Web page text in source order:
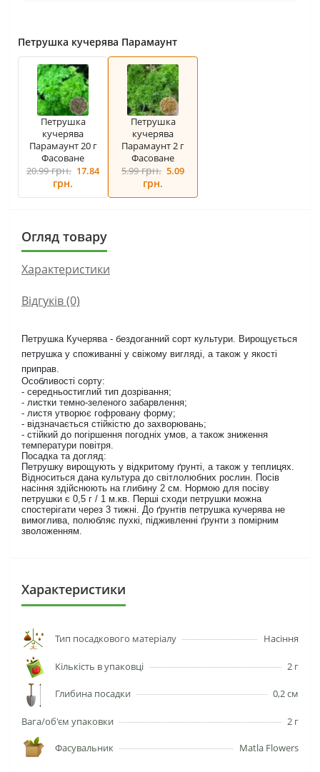
Петрушка кучерява Парамаунт
Петрушка
кучерява
Парамаунт 20 г
Фасоване
20.99грн. 17.84
грн.
Петрушка
кучерява
Парамаунт 2 г
Фасоване
5.99грн. 5.09
грн.
Огляд товару
Характеристики
Відгуків (0)
Петрушка Кучерява - бездоганний сорт культури. Вирощується
петрушка у споживанні у свіжому вигляді, а також у якості
приправ.
Особливості сорту:
- середньостиглий тип дозрівання;
- листки темно-зеленого забарвлення;
- листя утворює гофровану форму;
- відзначається стійкістю до захворювань;
- стійкий до погіршення погодніх умов, а також зниження
температури повітря.
Посадка та догляд:
Петрушку вирощують у відкритому ґрунті, а також у теплицях.
Відноситься дана культура до світлолюбних рослин. Посів
насіння здійснюють на глибину 2 см. Нормою для посіву
петрушки є 0,5 г / 1 м.кв. Перші сходи петрушки можна
спостерігати через 3 тижні. До ґрунтів петрушка кучерява не
вимоглива, полюбляє пухкі, підживленні ґрунти з помірним
зволоженням.
Характеристики
Тип посадкового матеріалу Насіння
Кількість в упаковці 2 г
Глибина посадки 0,2 см
Вага/об'єм упаковки 2 г
Фасувальник Matla Flowers